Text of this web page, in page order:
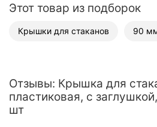
Этот товар из подборок
Крышки для стаканов 90
Отзывы: Крышка для
пластиковая, с
шт